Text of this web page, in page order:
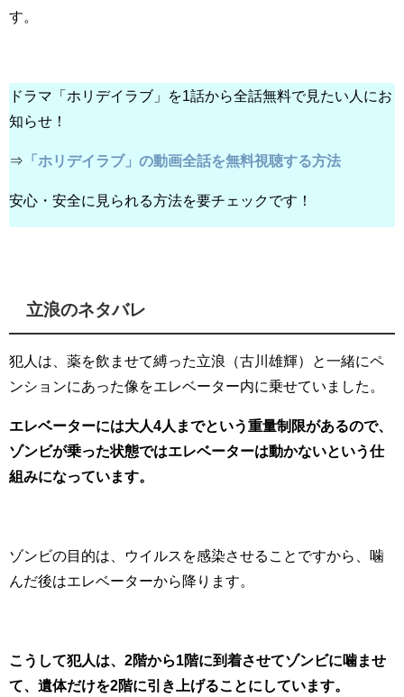
す。
ドラマ「ホリデイラブ」を1話から全話無料で見たい人にお
知らせ！
⇒ 「ホリデイラブ」の動画全話を無料視聴する方法
安心・安全に見られる方法を要チェックです！
立浪のネタバレ
犯人は、薬を飲ませて縛った立浪（古川雄輝）と一緒にペ
ンションにあった像をエレベーター内に乗せていました。
エレベーターには大人4人までという重量制限があるので、
ゾンビが乗った状態ではエレベーターは動かないという仕
組みになっています。
ゾンビの目的は、ウイルスを感染させることですから、噛
んだ後はエレベーターから降ります。
こうして犯人は、2階から1階に到着させてゾンビに噛ませ
て、遺体だけを2階に引き上げることにしています。